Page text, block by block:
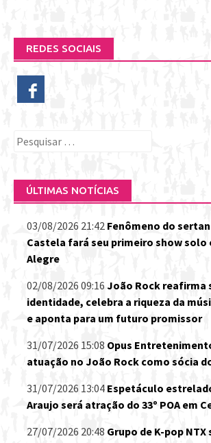
REDES SOCIAIS
Pesquisar
ÚLTIMAS NOTÍCIAS
03/08/2026 21:42 Fenômeno do
Castela fará seu primeiro show solo
Alegre
02/08/2026 09:16 João Rock reafirma
identidade, celebra a riqueza da
e aponta para um futuro promissor
31/07/2026 15:08 Opus
atuação no João Rock como sócia
31/07/2026 13:04 Espetáculo
Araujo será atração do 33º POA em
27/07/2026 20:48 Grupo de K-pop